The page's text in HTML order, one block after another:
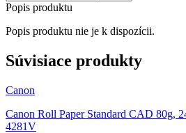
Popis produktu
Popis produktu nie je k dispozícii.
Súvisiace produkty
Canon
Canon Roll Paper Standard CAD 80g,
4281V